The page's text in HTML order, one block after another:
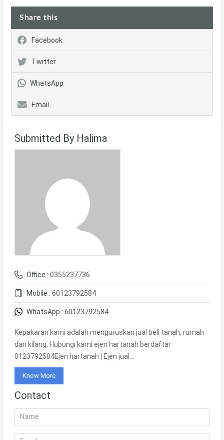
Share this
Facebook
Twitter
WhatsApp
Email
Submitted By Halima
Office : 0355237736
Mobile : 60123792584
WhatsApp : 60123792584
Kepakaran kami adalah menguruskan jual beli tanah, rumah
dan kilang. Hubungi kami ejen hartanah berdaftar
0123792584Ejen hartanah | Ejen jual…
Know More
Contact